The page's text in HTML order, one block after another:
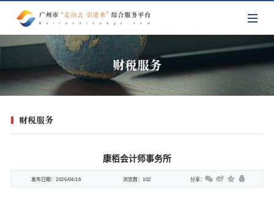
财税服务
财税服务
康栢会计师事务所
发布日期： 2026/04/16 浏览数： 102 分享：